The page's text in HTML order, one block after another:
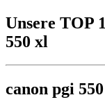
Unsere TOP
550 xl
canon pgi